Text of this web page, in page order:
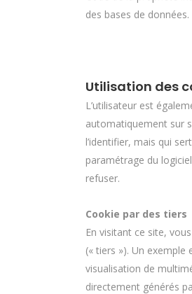
des bases de données.
Utilisation des
L’utilisateur est
automatiquement sur
l’identifier, mais qui
paramétrage du
refuser.
Cookie par des tiers
En visitant ce site,
(« tiers »). Un
visualisation de
directement générés